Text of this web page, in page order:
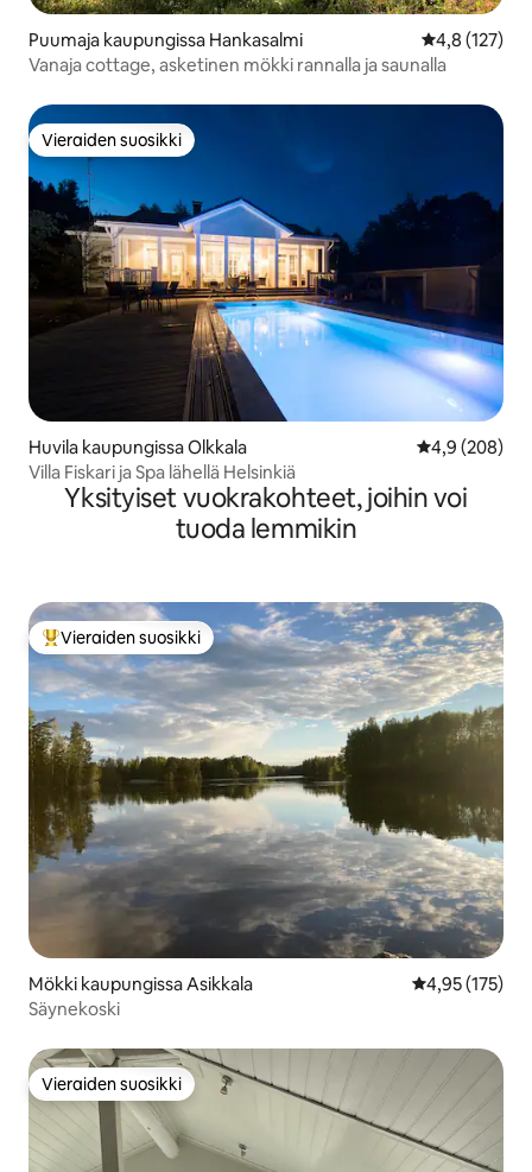
Puumaja kaupungissa Hankasalmi
4,8 (127)
Vanaja cottage, asketinen mökki rannalla ja saunalla
Vieraiden suosikki
Vieraiden suosikki
Huvila kaupungissa Olkkala
4,9 (208)
Villa Fiskari ja Spa lähellä Helsinkiä
Yksityiset vuokrakohteet, joihin voi
tuoda lemmikin
Vieraiden suosikkien parhaimmistoa
Vieraiden suosikki
Mökki kaupungissa Asikkala
4,95 (175)
Säynekoski
Vieraiden suosikki
Vieraiden suosikki